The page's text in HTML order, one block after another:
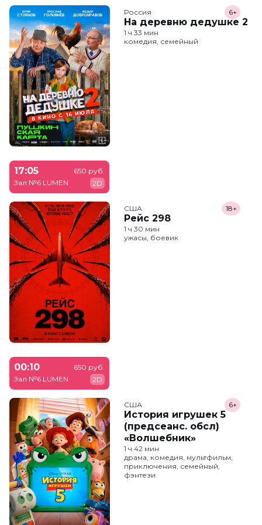
Россия
На деревню дедушке 2
6+
1 ч 33 мин
комедия, семейный
17:05
Зал №6 LUMEN
650 руб.
2D
США
Рейс 298
18+
1 ч 30 мин
ужасы, боевик
00:10
Зал №6 LUMEN
650 руб.
2D
США
История игрушек 5
(предсеанс. обсл)
«Волшебник»
6+
1 ч 42 мин
драма, комедия, мультфильм,
приключения, семейный,
фэнтези